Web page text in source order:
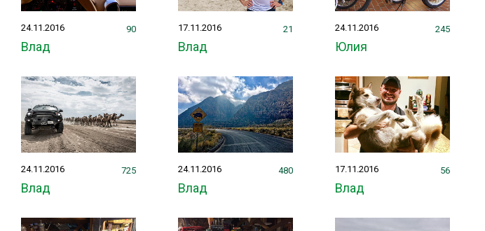
24.11.2016
Влад
90 17.11.2016
Влад
21 24.11.2016
Юлия
245
24.11.2016
Влад
725 24.11.2016
Влад
480 17.11.2016
Влад
56